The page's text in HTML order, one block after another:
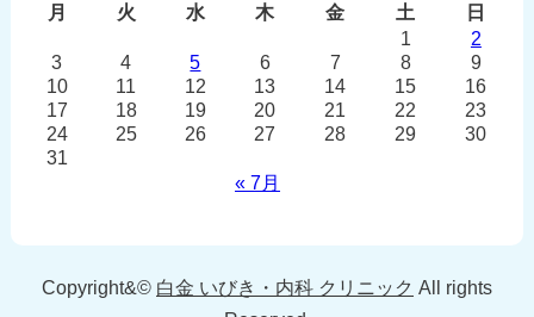
月
火 水 木 金 土
日
1
2
3
4 5 6 7 8
9
10
11 12 13 14 15
16
17
18 19 20 21 22
23
24
25 26 27 28 29
30
31
« 7月
Copyright&© 白金 いびき・内科 クリニック All rights